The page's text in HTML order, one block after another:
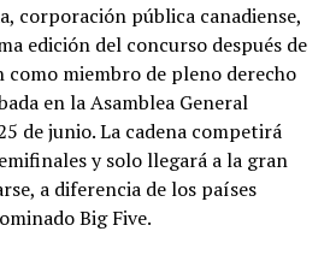
corporación pública canadiense,
edición del concurso después de
como miembro de pleno derecho
en la Asamblea General
de junio. La cadena competirá
y solo llegará a la gran
a diferencia de los países
Big Five.